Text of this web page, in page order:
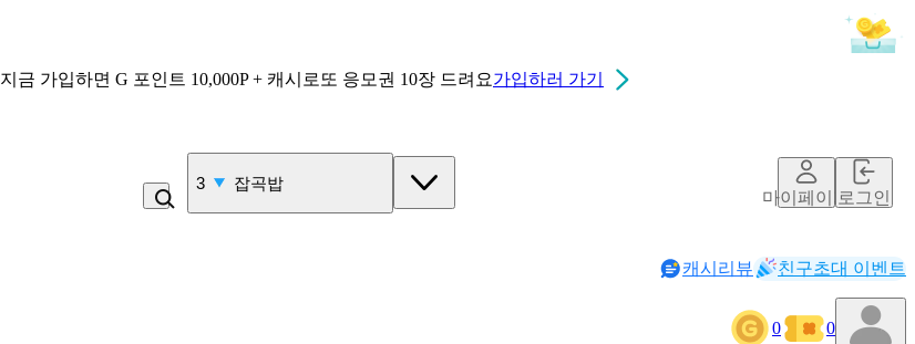
지금 가입하면 G 포인트 10,000P + 캐시로또 응모권 10장 드려요가입하러 가기
4 비_플레인 쿽
마이페이지로그인
캐시리뷰 친구초대 이벤트
0 0